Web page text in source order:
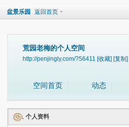
盆景乐园 返回首页
荒园老梅的个人空间
http://penjingly.com/?56411 [收藏] [复制]
空间首页 动态
个人资料